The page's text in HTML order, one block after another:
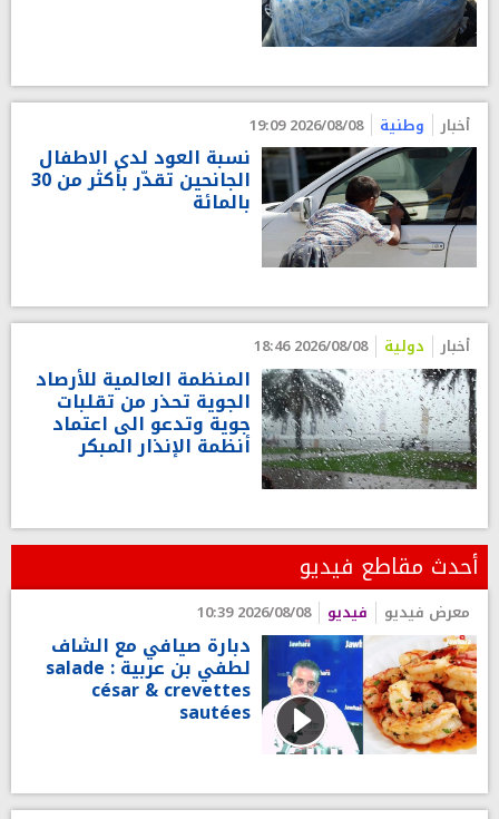
أخبار وطنية 2026/08/08 19:09
نسبة العود لدى الاطفال
الجانحين تقدّر بأكثر من 30
بالمائة
أخبار دولية 2026/08/08 18:46
المنظمة العالمية للأرصاد
الجوية تحذر من تقلبات
جوية وتدعو الى اعتماد
أنظمة الإنذار المبكر
أحدث مقاطع فيديو
معرض فيديو فيديو 2026/08/08 10:39
دبارة صيافي مع الشاف
لطفي بن عربية : salade
césar & crevettes
sautées